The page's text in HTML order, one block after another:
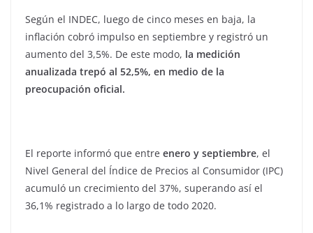
Según el INDEC, luego de cinco meses en baja, la
inflación cobró impulso en septiembre y registró un
aumento del 3,5%. De este modo, la medición
anualizada trepó al 52,5%, en medio de la
preocupación oficial.
El reporte informó que entre enero y septiembre, el
Nivel General del Índice de Precios al Consumidor (IPC)
acumuló un crecimiento del 37%, superando así el
36,1% registrado a lo largo de todo 2020.